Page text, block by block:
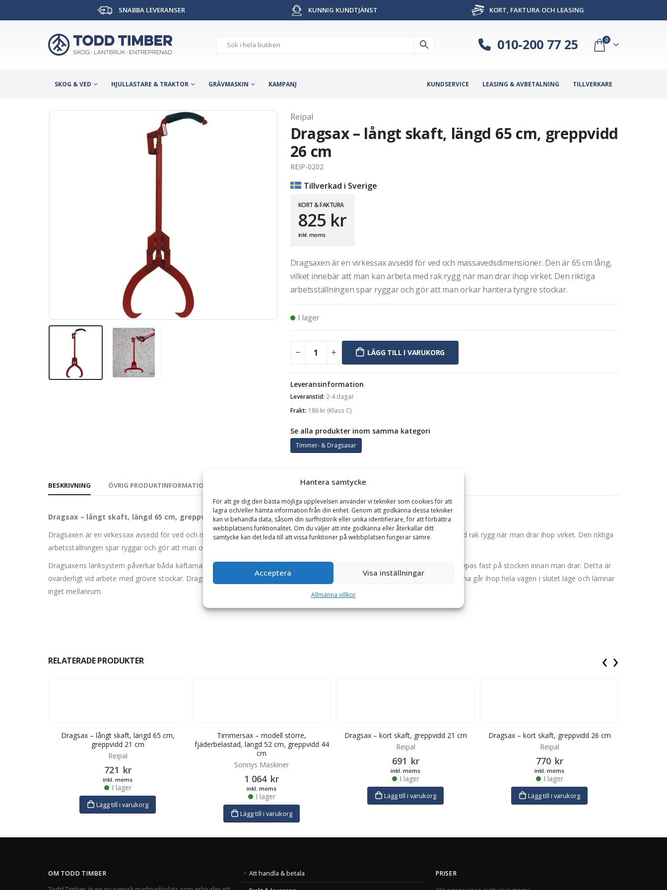
Hantera samtycke
För att ge dig den bästa möjliga upplevelsen använder vi tekniker som cookies för att
lagra och/eller hämta information från din enhet. Genom att godkänna dessa tekniker
kan vi behandla data, såsom din surfhistorik eller unika identifierare, för att förbättra
webbplatsens funktionalitet. Om du väljer att inte godkänna eller återkallar ditt
samtycke kan det leda till att vissa funktioner på webbplatsen fungerar sämre.
Acceptera Visa inställningar
Allmänna villkor
SNABBA LEVERANSER KUNNIG KUNDTJÄNST KORT, FAKTURA OCH LEASING
010-200 77 25 0
SKOG & VED HJULLASTARE & TRAKTOR GRÄVMASKIN KAMPANJ KUNDSERVICE LEASING & AVBETALNING TILLVERKARE
Reipal
Dragsax – långt skaft, längd 65 cm, greppvidd
26 cm
REIP-0202
Tillverkad i Sverige
KORT & FAKTURA
825 kr
inkl. moms
Dragsaxen är en virkessax avsedd för ved och massavedsdimensioner. Den är 65 cm lång,
vilket innebär att man kan arbeta med rak rygg när man drar ihop virket. Den riktiga
arbetsställningen spar ryggar och gör att man orkar hantera tyngre stockar.
I lager
LÄGG TILL I VARUKORG
Leveransinformation
Leveranstid: 2-4 dagar
Frakt: 186 kr(Klass C)
Se alla produkter inom samma kategori
Timmer- & Dragsaxar
BESKRIVNING ÖVRIG PRODUKTINFORMATION
Dragsax – långt skaft, längd 65 cm, greppvidd 26 cm
Dragsaxen är en virkessax avsedd för ved och massavedsdimensioner. Den är 65 cm lång, vilket innebär att man kan arbeta med rak rygg när man drar ihop virket. Den riktiga
arbetsställningen spar ryggar och gör att man orkar hantera tyngre stockar.
Dragsaxens länksystem påverkar båda käftarna helt likformigt. Detta ger ett mycket säkert grepp och möjliggör att saxen kan nypas fast på stocken innan man drar. Detta är
ovärderligt vid arbete med grövre stockar. Dragsaxen går även utmärkt att använda vid lyft av ex. plankor och brädor då spetsarna går ihop hela vägen i slutet läge och lämnar
inget mellanrum.
RELATERADE PRODUKTER
Dragsax – långt skaft, längd 65 cm,
greppvidd 21 cm
Reipal
721 kr
inkl. moms
I lager
Lägg till i varukorg
Timmersax – modell större,
fjäderbelastad, längd 52 cm, greppvidd 44
cm
Sonnys Maskiner
1 064 kr
inkl. moms
I lager
Lägg till i varukorg
Dragsax – kort skaft, greppvidd 21 cm
Reipal
691 kr
inkl. moms
I lager
Lägg till i varukorg
Dragsax – kort skaft, greppvidd 26 cm
Reipal
770 kr
inkl. moms
I lager
Lägg till i varukorg
‹ ›
OM TODD TIMBER
Att handla & betala
PRISER